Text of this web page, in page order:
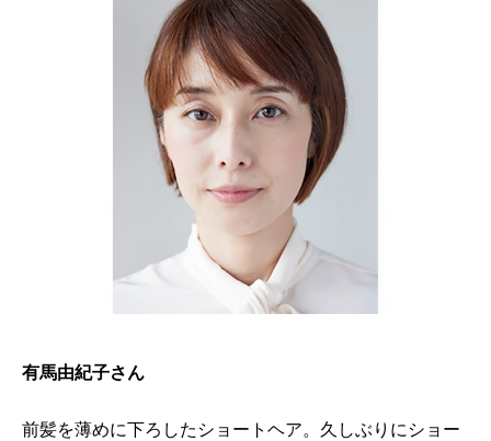
有馬由紀子さん
前髪を薄めに下ろしたショートヘア。久しぶりにショー